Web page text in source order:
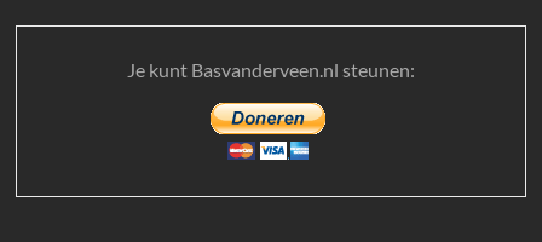
Je kunt Basvanderveen.nl steunen: